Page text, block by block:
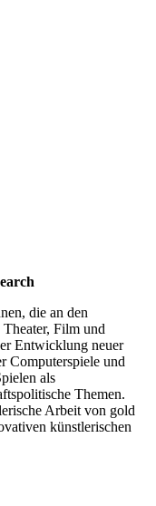
die an den
Film und
Entwicklung neuer
Computerspiele und
als
Themen.
Arbeit von gold
künstlerischen